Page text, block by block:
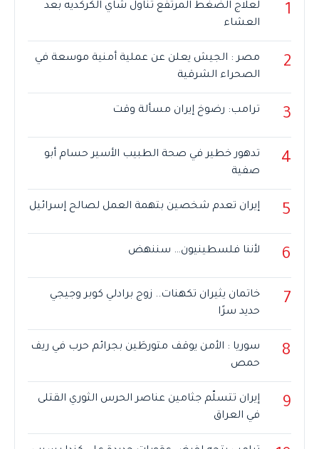
1
لعلاج الضغط المرتفع تناول شاي الكركديه بعد
العشاء
2
مصر : الجيش يعلن عن عملية أمنية موسعة في
الصحراء الشرقية
3 ترامب: رضوخ إيران مسألة وقت
4
تدهور خطير في صحة الطبيب الأسير حسام أبو
صفية
5 إيران تعدم شخصين بتهمة العمل لصالح إسرائيل
6 لأننا فلسطينيون… سننهض
7
خاتمان يثيران تكهنات.. زوج برادلي كوبر وجيجي
حديد سرًا
8
سوريا : الأمن يوقف متورطَين بجرائم حرب في ريف
حمص
9
إيران تتسلّم جثامين عناصر الحرس الثوري القتلى
في العراق